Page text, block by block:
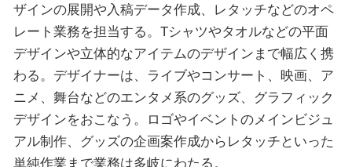
ザインの展開や入稿データ作成、レタッチなどのオペ
レート業務を担当する。Tシャツやタオルなどの平面
デザインや立体的なアイテムのデザインまで幅広く携
わる。デザイナーは、ライブやコンサート、映画、ア
ニメ、舞台などのエンタメ系のグッズ、グラフィック
デザインをおこなう。ロゴやイベントのメインビジュ
アル制作、グッズの企画案作成からレタッチといった
単純作業まで業務は多岐にわたる。